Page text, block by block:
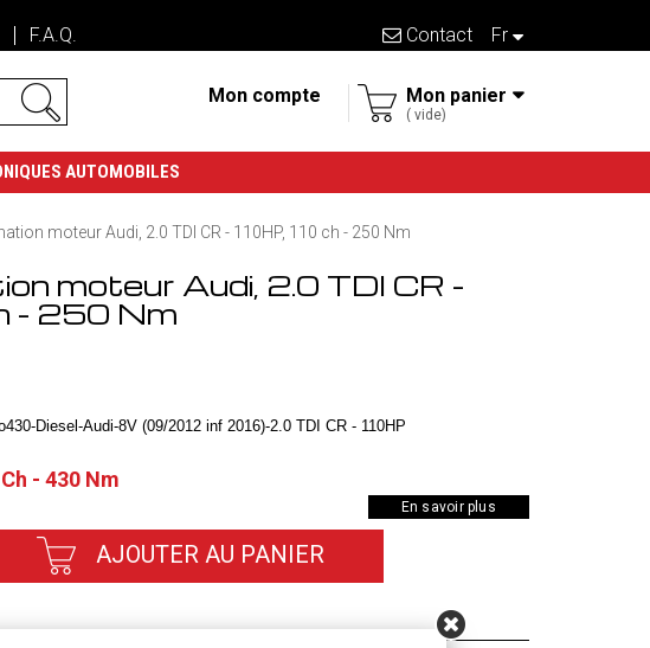
fr
Contact
F.A.Q.
Mon panier
vide
Mon compte
AUTOMOBILES
moteur Audi, 2.0 TDI CR - 110HP, 110 ch - 250 Nm
moteur Audi, 2.0 TDI CR -
- 250 Nm
Diesel-Audi-8V (09/2012 inf 2016)-2.0 TDI CR - 110HP
- 430 Nm
En savoir plus
AJOUTER AU PANIER